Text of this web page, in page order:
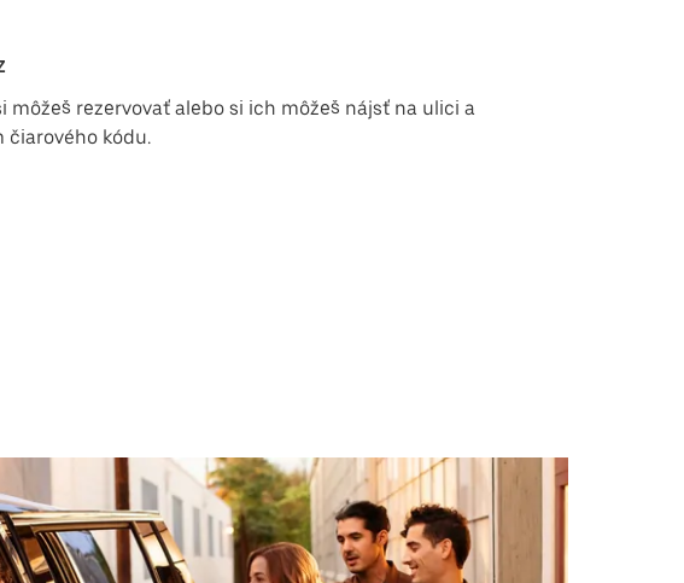
môžeš rezervovať alebo si ich môžeš nájsť na ulici a
čiarového kódu.